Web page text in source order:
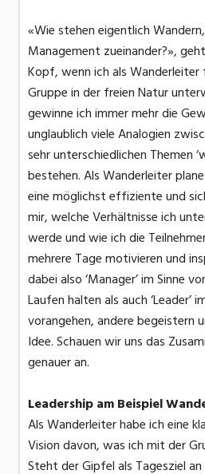
«Wie stehen eigentlich
Management zueinander?»,
Kopf, wenn ich als
Gruppe in der freien Natur
gewinne ich immer mehr die
unglaublich viele Analogien
sehr unterschiedlichen Themen
bestehen. Als Wanderleiter
eine möglichst effiziente und
mir, welche Verhältnisse ich
werde und wie ich die
mehrere Tage motivieren und
dabei also ‘Manager’ im Sinne
Laufen halten als auch ‘Leader’
vorangehen, andere begeistern
Idee. Schauen wir uns das
genauer an.
Leadership am Beispiel
Als Wanderleiter habe ich eine
Vision davon, was ich mit der
Steht der Gipfel als Tagesziel